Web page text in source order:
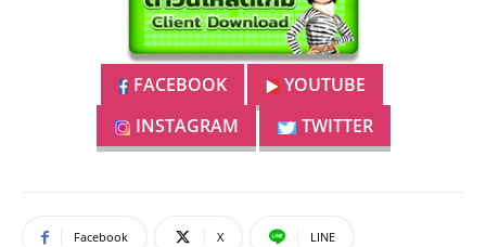
FACEBOOK
YOUTUBE
INSTAGRAM
TWITTER
Facebook X LINE